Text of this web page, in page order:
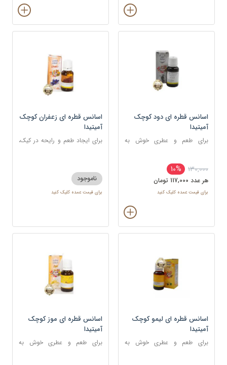
اسانس قطره ای دود کوچک
آمیتیدا
برای طعم و عطری خوش به
130,000
10%
هر عدد 117,000 تومان
برای قیمت عمده کلیک کنید
اسانس قطره ای زعفران کوچک
آمیتیدا
برای ایجاد طعم و رایحه در کیک،
ناموجود
برای قیمت عمده کلیک کنید
اسانس قطره ای لیمو کوچک
آمیتیدا
برای طعم و عطری خوش به
اسانس قطره ای موز کوچک
آمیتیدا
برای طعم و عطری خوش به